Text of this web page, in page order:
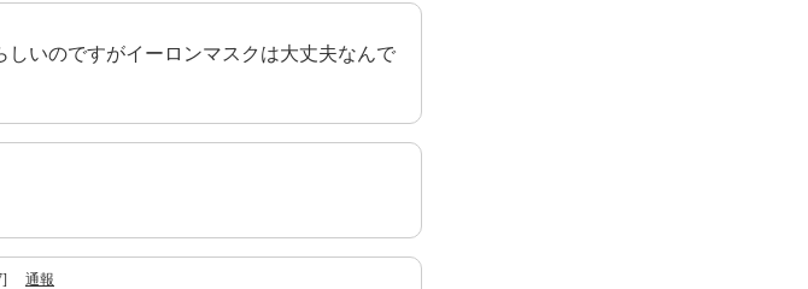
いのですがイーロンマスクは大丈夫なんで
通報